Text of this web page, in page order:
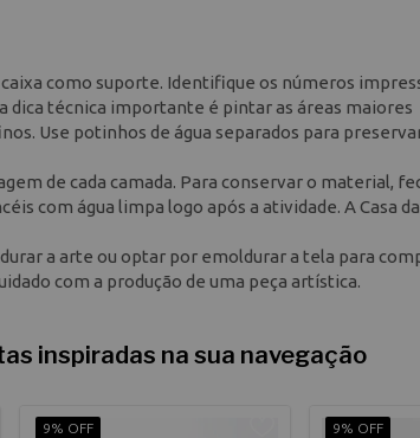
como suporte. Identifique os números
dica técnica importante é pintar as áreas maiores
Use potinhos de água separados para
de cada camada. Para conservar o material,
com água limpa logo após a atividade. A Casa
a arte ou optar por emoldurar a tela para
com a produção de uma peça artística.
inspiradas na sua navegação
9% OFF 9% OFF